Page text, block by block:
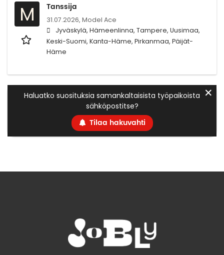
M Tanssija
31.07.2026, Model Ace
Jyväskylä, Hämeenlinna, Tampere, Uusimaa,
Keski-Suomi, Kanta-Häme, Pirkanmaa, Päijät-
Häme
Haluatko suosituksia samankaltaisista työpaikoista
sähköpostitse?
Tilaa hakuvahti
✕